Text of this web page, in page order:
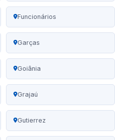
Funcionários
Garças
Goiânia
Grajaú
Gutierrez